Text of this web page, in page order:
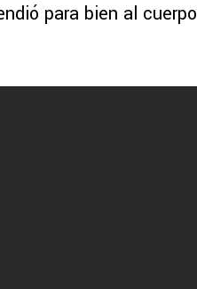
para bien al cuerpo